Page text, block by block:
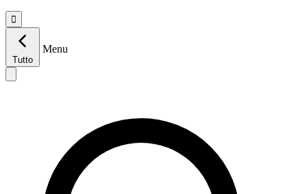

Tutto
Menu